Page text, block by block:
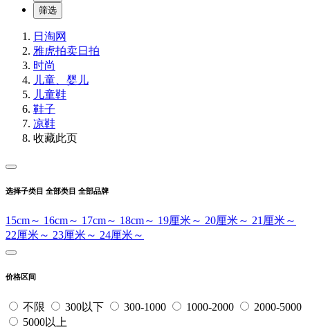
筛选
日淘网
雅虎拍卖日拍
时尚
儿童、婴儿
儿童鞋
鞋子
凉鞋
收藏此页
选择子类目 全部类目 全部品牌
15cm～ 16cm～ 17cm～ 18cm～ 19厘米～ 20厘米～ 21厘米～
22厘米～ 23厘米～ 24厘米～
价格区间
不限 300以下 300-1000 1000-2000
2000-5000
5000以上